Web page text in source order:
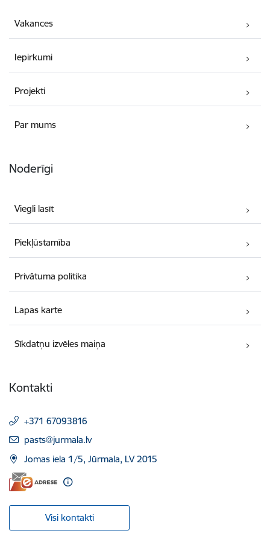
Vakances
Iepirkumi
Projekti
Par mums
Noderīgi
Viegli lasīt
Piekļūstamība
Privātuma politika
Lapas karte
Sīkdatņu izvēles maiņa
Kontakti
+371 67093816
E-pasts:
pasts@jurmala.lv
Jomas iela 1/5, Jūrmala, LV 2015
Visi kontakti